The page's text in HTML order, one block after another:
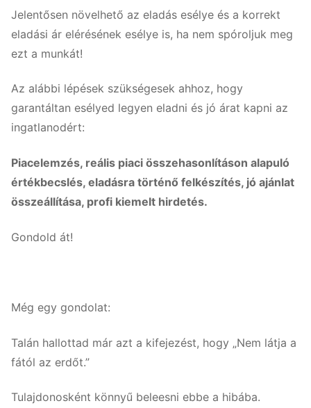
Jelentősen növelhető az eladás esélye és a korrekt
eladási ár elérésének esélye is, ha nem spóroljuk meg
ezt a munkát!
Az alábbi lépések szükségesek ahhoz, hogy
garantáltan esélyed legyen eladni és jó árat kapni az
ingatlanodért:
Piacelemzés, reális piaci összehasonlításon alapuló
értékbecslés, eladásra történő felkészítés, jó ajánlat
összeállítása, profi kiemelt hirdetés.
Gondold át!
Még egy gondolat:
Talán hallottad már azt a kifejezést, hogy „Nem látja a
fától az erdőt.”
Tulajdonosként könnyű beleesni ebbe a hibába.